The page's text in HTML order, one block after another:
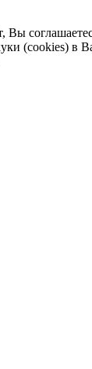
Вы
(cookies) в